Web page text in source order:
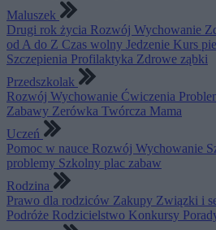
Maluszek
Drugi rok życia Rozwój Wychowanie
od A do Z Czas wolny Jedzenie Kurs
Szczepienia Profilaktyka Zdrowe ząbki
Przedszkolak
Rozwój Wychowanie Ćwiczenia
Zabawy Zerówka Twórcza Mama
Uczeń
Pomoc w nauce Rozwój Wychowanie
problemy Szkolny plac zabaw
Rodzina
Prawo dla rodziców Zakupy Związki i
Podróże Rodzicielstwo Konkursy